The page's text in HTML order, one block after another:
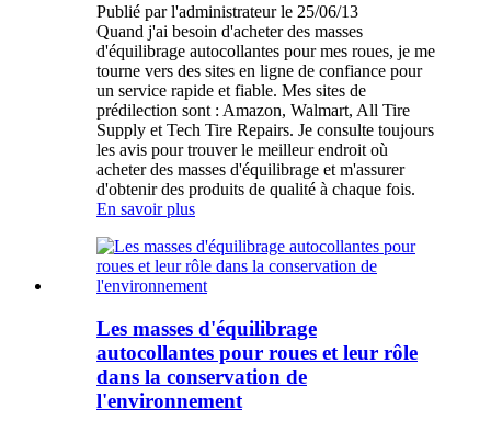
Publié par l'administrateur le 25/06/13
Quand j'ai besoin d'acheter des masses
d'équilibrage autocollantes pour mes roues, je me
tourne vers des sites en ligne de confiance pour
un service rapide et fiable. Mes sites de
prédilection sont : Amazon, Walmart, All Tire
Supply et Tech Tire Repairs. Je consulte toujours
les avis pour trouver le meilleur endroit où
acheter des masses d'équilibrage et m'assurer
d'obtenir des produits de qualité à chaque fois.
En savoir plus
Les masses d'équilibrage
autocollantes pour roues et leur rôle
dans la conservation de
l'environnement